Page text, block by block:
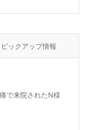
ピックアップ情報
で来院されたN様